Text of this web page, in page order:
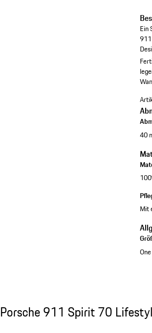
Ein
40
Mit
Porsche 911 Spirit 70
Porsche 911 Spirit 70